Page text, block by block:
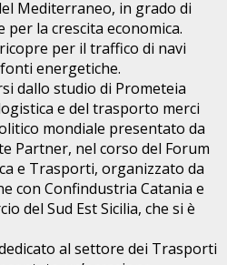
Mediterraneo, in grado di
la crescita economica.
per il traffico di navi
energetiche.
dallo studio di Prometeia
e del trasporto merci
mondiale presentato da
Partner, nel corso del Forum
e Trasporti, organizzato da
con Confindustria Catania e
del Sud Est Sicilia, che si è
al settore dei Trasporti